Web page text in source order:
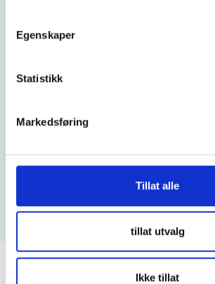
Egenskaper
Statistikk
Markedsføring
Tillat alle
tillat utvalg
Ikke tillat
Les mer
Kommuniser smidig med